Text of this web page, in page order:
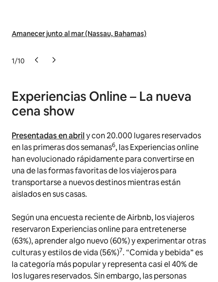
Amanecer junto al mar (Nassau, Bahamas)
1/10
Experiencias Online – La nueva
cena show
Presentadas en abrily con 20.000 lugares reservados
en las primeras dos semanas6, las Experiencias online
han evolucionado rápidamente para convertirse en
una de las formas favoritas de los viajeros para
transportarse a nuevos destinos mientras están
aislados en sus casas.
Según una encuesta reciente de Airbnb, los viajeros
reservaron Experiencias online para entretenerse
(63%), aprender algo nuevo (60%) y experimentar otras
culturas y estilos de vida (56%)7. “Comida y bebida” es
la categoría más popular y representa casi el 40% de
los lugares reservados. Sin embargo, las personas